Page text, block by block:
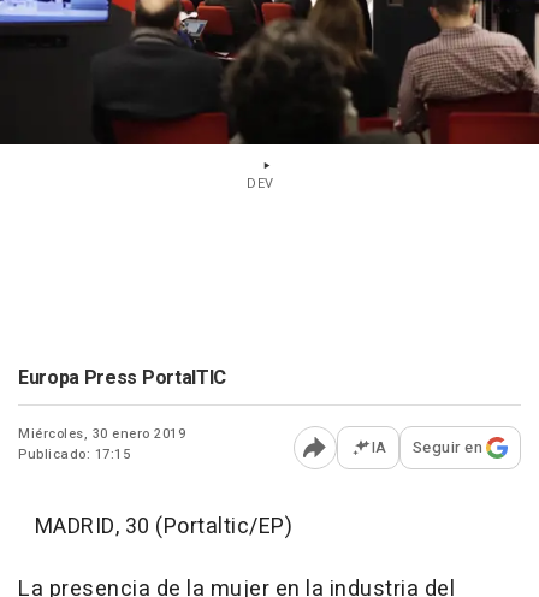
DEV
Europa Press PortalTIC
Miércoles, 30 enero 2019
Publicado: 17:15
Abrir opciones para
IA Seguir en
MADRID, 30 (Portaltic/EP)
La presencia de la mujer en la industria del